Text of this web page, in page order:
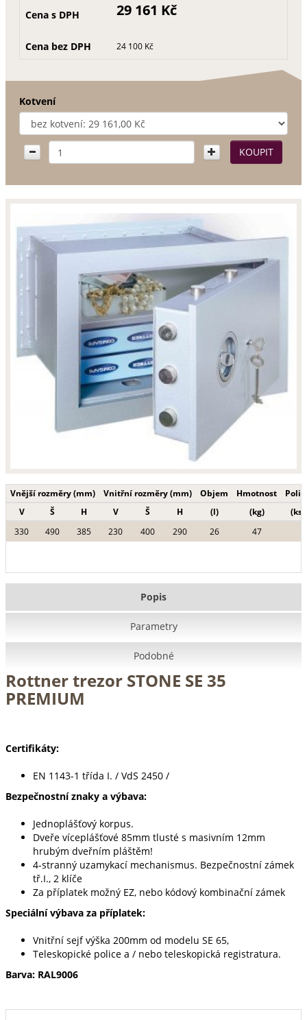
Cena s DPH 29 161 Kč
Cena bez DPH 24 100 Kč
Kotvení
Vnější rozměry (mm) Vnitřní rozměry (mm) Objem Hmotnost
V
Š H V Š H (l) (kg)
(ks)
330
490 385 230 400 290 26 47
Popis
Parametry
Podobné
Rottner trezor STONE SE 35
PREMIUM
Certifikáty:
EN 1143-1 třída I. / VdS 2450 /
Bezpečnostní znaky a výbava:
Jednoplášťový korpus.
Dveře víceplášťové 85mm tlusté s masivním 12mm
hrubým dveřním pláštěm!
4-stranný uzamykací mechanismus. Bezpečnostní zámek
tř.I., 2 klíče
Za příplatek možný EZ, nebo kódový kombinační zámek
Speciální výbava za příplatek:
Vnitřní sejf výška 200mm od modelu SE 65,
Teleskopické police a / nebo teleskopická registratura.
Barva: RAL9006